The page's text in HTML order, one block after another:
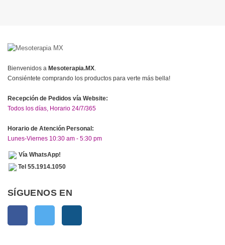
Bienvenidos a Mesoterapia.MX.
Consiéntete comprando los productos para verte más bella!
Recepción de Pedidos vía Website:
Todos los días, Horario 24/7/365
Horario de Atención Personal:
Lunes-Viernes 10:30 am - 5:30 pm
Vía WhatsApp!
Tel 55.1914.1050
SÍGUENOS EN